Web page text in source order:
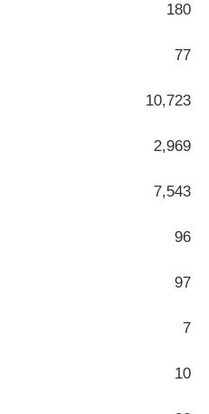
180
77
10,723
2,969
7,543
96
97
7
10